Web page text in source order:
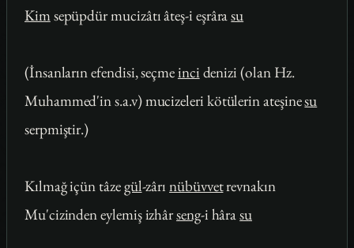
Kimsepüpdür mucizâtı âteş-i eşrârasu
(İnsanların efendisi, seçmeinci denizi (olan Hz.
Muhammed'in s.a.v) mucizeleri kötülerin ateşinesu
serpmiştir.)
Kılmağ içün tâzegül-zârınübüvvetrevnakın
Mu'cizinden eylemiş izhârseng-i hârasu